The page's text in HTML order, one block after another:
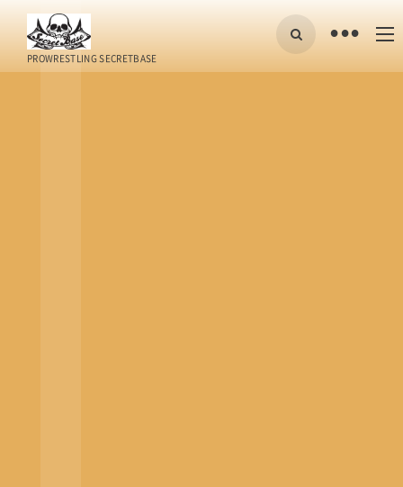
PROWRESTLING SECRETBASE
•